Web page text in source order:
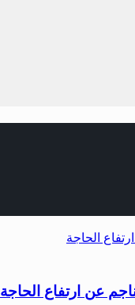
عن ارتفاع الحاجة